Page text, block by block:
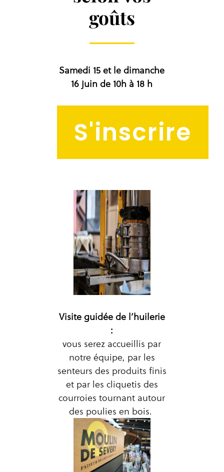
goûts
Samedi 15 et le dimanche
16 juin de 10h à 18 h
S'inscrire
Visite guidée de l’huilerie
:
vous serez accueillis par
notre équipe, par les
senteurs des produits finis
et par les cliquetis des
courroies tournant autour
des poulies en bois.